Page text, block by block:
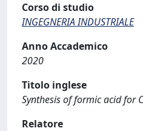
Corso di studio
INGEGNERIA INDUSTRIALE
Anno Accademico
2020
Titolo inglese
Synthesis of formic acid for
Relatore